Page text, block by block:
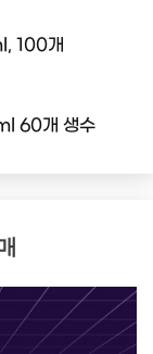
100개
60개 생수